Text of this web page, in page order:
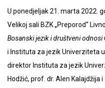
U ponedjeljak 21. marta 2022.
Velikoj sali BZK „Preporod“
Bosanski jezik i društveni odnosi
i Instituta za jezik Univerziteta
direktor Instituta za jezik
Hodžić, prof. dr. Alen Kalajdžija